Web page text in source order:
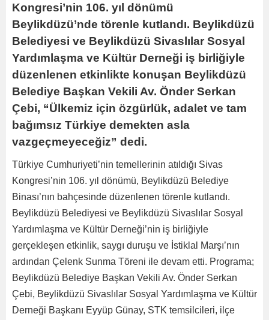
Kongresi’nin 106. yıl dönümü
Beylikdüzü’nde törenle kutlandı. Beylikdüzü
Belediyesi ve Beylikdüzü Sivaslılar Sosyal
Yardımlaşma ve Kültür Derneği iş birliğiyle
düzenlenen etkinlikte konuşan Beylikdüzü
Belediye Başkan Vekili Av. Önder Serkan
Çebi, “Ülkemiz için özgürlük, adalet ve tam
bağımsız Türkiye demekten asla
vazgeçmeyeceğiz” dedi.
Türkiye Cumhuriyeti’nin temellerinin atıldığı Sivas
Kongresi’nin 106. yıl dönümü, Beylikdüzü Belediye
Binası’nın bahçesinde düzenlenen törenle kutlandı.
Beylikdüzü Belediyesi ve Beylikdüzü Sivaslılar Sosyal
Yardımlaşma ve Kültür Derneği’nin iş birliğiyle
gerçekleşen etkinlik, saygı duruşu ve İstiklal Marşı’nın
ardından Çelenk Sunma Töreni ile devam etti. Programa;
Beylikdüzü Belediye Başkan Vekili Av. Önder Serkan
Çebi, Beylikdüzü Sivaslılar Sosyal Yardımlaşma ve Kültür
Derneği Başkanı Eyyüp Günay, STK temsilcileri, ilçe